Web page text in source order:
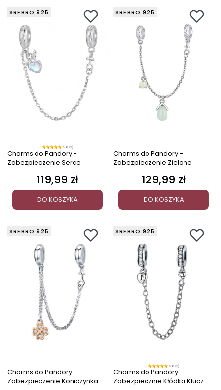
SREBRO 925
5.0 (3)
Charms do Pandory -
Zabezpieczenie Serce
Cena
119,99 zł
DO KOSZYKA
SREBRO 925
Charms do Pandory -
Zabezpieczenie Zielone
Cena
129,99 zł
DO KOSZYKA
SREBRO 925
Charms do Pandory -
Zabezpieczenie Koniczynka
SREBRO 925
5.0 (3)
Charms do Pandory -
Zabezpiecznie Kłódka Klucz